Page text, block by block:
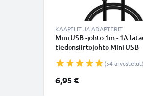
KAAPELIT JA ADAPTERIT
Mini USB -johto 1m - 1A
tiedonsiirtojohto Mini USB -
(54 arvostelut)
6,95 €